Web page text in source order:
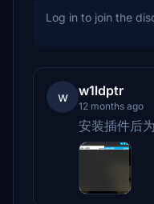
Log in to join the
w w1ldptr
12 months ago
安装插件后